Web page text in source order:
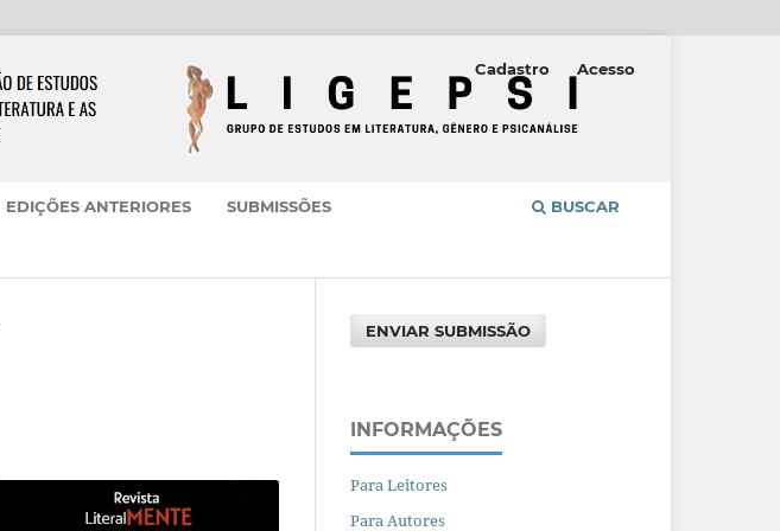
EDIÇÕES ANTERIORES SUBMISSÕES BUSCAR
Cadastro Acesso
ENVIAR SUBMISSÃO
INFORMAÇÕES
Para Leitores
Para Autores